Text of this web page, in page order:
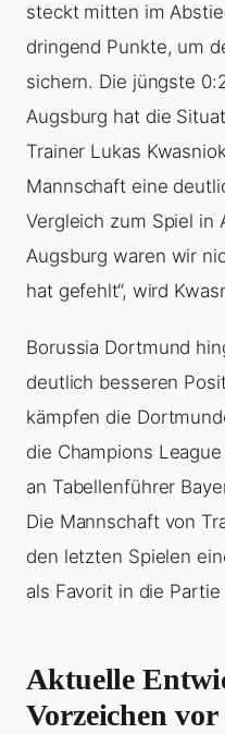
steckt mitten im
dringend Punkte, um
sichern. Die jüngste
Augsburg hat die
Trainer Lukas
Mannschaft eine
Vergleich zum Spiel in
Augsburg waren wir
hat gefehlt“, wird
Borussia Dortmund
deutlich besseren
kämpfen die
die Champions
an Tabellenführer
Die Mannschaft von
den letzten Spielen
als Favorit in die Partie
Aktuelle
Vorzeichen vor